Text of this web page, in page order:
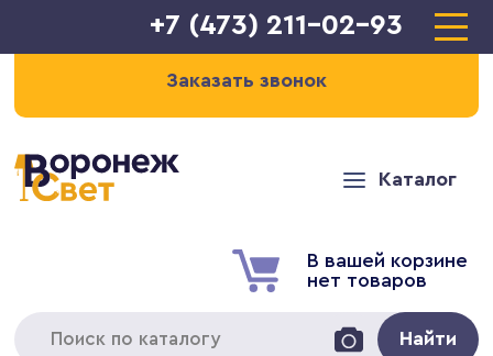
+7 (473) 211-02-93
Заказать звонок
Каталог
В вашей корзине
нет товаров
Найти